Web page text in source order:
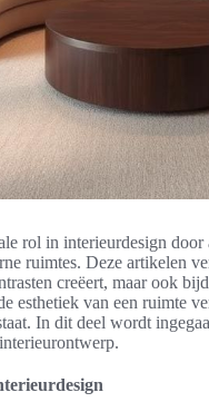
rol in interieurdesign
ruimtes. Deze artikelen
creëert, maar ook
esthetiek van een ruimte
In dit deel wordt